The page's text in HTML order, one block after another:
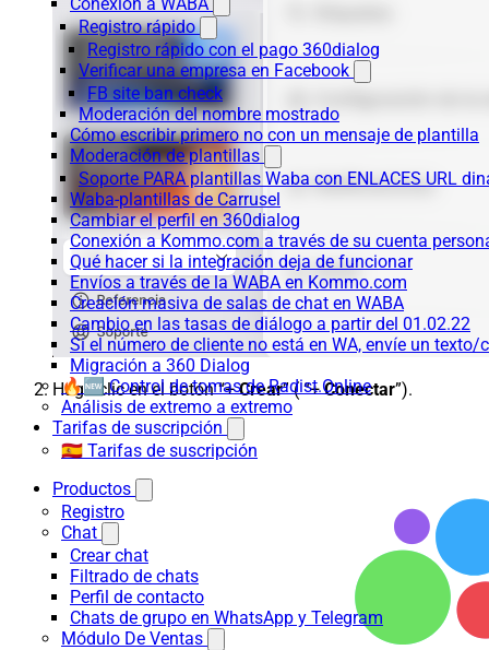
Registro rápido
Registro rápido con el pago 360dialog
Verificar una empresa en Facebook
FB site ban check
Moderación del nombre mostrado
Cómo escribir primero no con un mensaje de plantilla
Moderación de plantillas
Soporte PARA plantillas Waba con ENLACES URL
Waba-plantillas de Carrusel
Cambiar el perfil en 360dialog
Conexión a Kommo.com a través de su cuenta
Qué hacer si la integración deja de funcionar
Envíos a través de la WABA en Kommo.com
Creación masiva de salas de chat en WABA
Cambio en las tasas de diálogo a partir del 01.02.22
Si el número de cliente no está en WA, envíe un
Migración a 360 Dialog
🔥🆕 Control de tomas de Radist.Online
Análisis de extremo a extremo
Tarifas de suscripción
🇪🇸 Tarifas de suscripción
Productos
Registro
Chat
Crear chat
Filtrado de chats
Perfil de contacto
Chats de grupo en WhatsApp y Telegram
Módulo De Ventas
Haga clic en el botón “+Crear” ( “+Conectar”).